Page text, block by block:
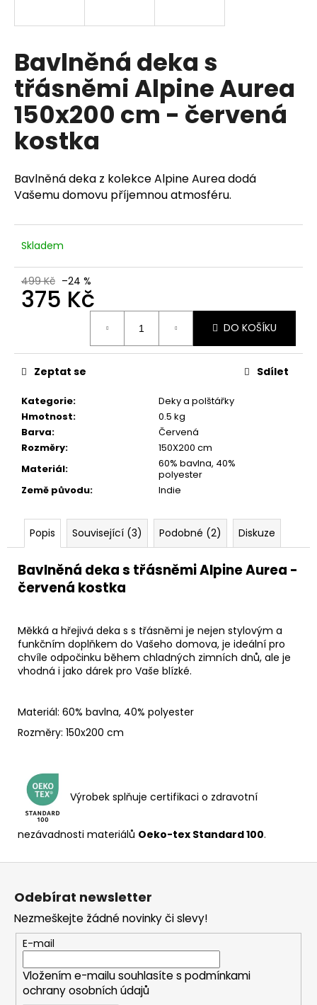
Bavlněná deka s
třásněmi Alpine Aurea
150x200 cm - červená
kostka
Bavlněná deka z kolekce Alpine Aurea dodá
Vašemu domovu příjemnou atmosféru.
Skladem
499 Kč –24 %
375 Kč
DO KOŠÍKU
Kategorie:
Deky a polštářky
Hmotnost:
0.5 kg
Barva:
Červená
Rozměry:
150X200 cm
Materiál:
60% bavlna, 40%
polyester
Země původu: Indie
Zeptat se Sdílet
Popis Související (3) Podobné (2) Diskuze
Bavlněná deka s třásněmi Alpine Aurea -
červená kostka
Měkká a hřejivá deka s s třásněmi je nejen stylovým a
funkčním doplňkem do Vašeho domova, je ideální pro
chvíle odpočinku během chladných zimních dnů, ale je
vhodná i jako dárek pro Vaše blízké.
Materiál: 60% bavlna, 40% polyester
Rozměry: 150x200 cm
Výrobek splňuje certifikaci o zdravotní
nezávadnosti materiálů Oeko-tex Standard 100.
í
t
?
D
o
o
u
j
e
m
e
Z
Odebírat newsletter
Nezmeškejte žádné novinky či slevy!
E-mail
Vložením e-mailu souhlasíte s podmínkami
ochrany osobních údajů